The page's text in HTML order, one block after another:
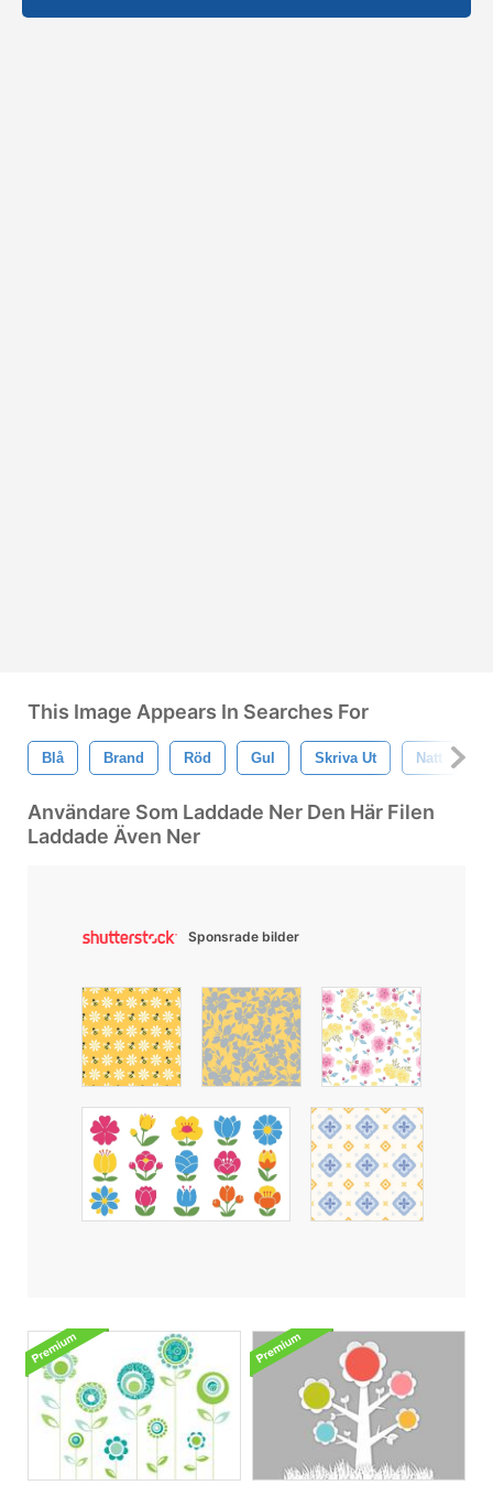
This Image Appears In Searches For
Blå Brand Röd Gul Skriva Ut Natt
Användare Som Laddade Ner Den Här Filen
Laddade Även Ner
Sponsrade bilder